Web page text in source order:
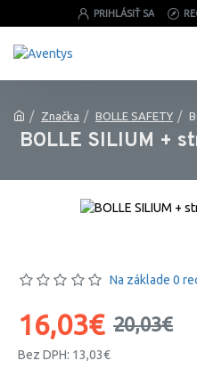
PRIHLÁSIŤ SA
Značka BOLLE SAFETY
BOLLE SILIUM +
Na základe 0
16,03€ 20,03€
Bez DPH: 13,03€